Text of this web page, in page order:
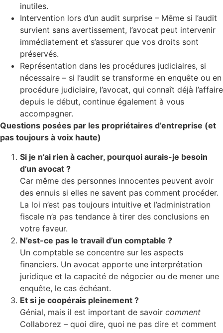
inutiles.
Intervention lors d’un audit surprise – Même si l’audit
survient sans avertissement, l’avocat peut intervenir
immédiatement et s’assurer que vos droits sont
préservés.
Représentation dans les procédures judiciaires, si
nécessaire – si l’audit se transforme en enquête ou en
procédure judiciaire, l’avocat, qui connaît déjà l’affaire
depuis le début, continue également à vous
accompagner.
Questions posées par les propriétaires d’entreprise (et
pas toujours à voix haute)
Si je n’ai rien à cacher, pourquoi aurais-je besoin
d’un avocat ?
Car même des personnes innocentes peuvent avoir
des ennuis si elles ne savent pas comment procéder.
La loi n’est pas toujours intuitive et l’administration
fiscale n’a pas tendance à tirer des conclusions en
votre faveur.
N’est-ce pas le travail d’un comptable ?
Un comptable se concentre sur les aspects
financiers. Un avocat apporte une interprétation
juridique et la capacité de négocier ou de mener une
enquête, le cas échéant.
Et si je coopérais pleinement ?
Génial, mais il est important de savoir comment
Collaborez – quoi dire, quoi ne pas dire et comment